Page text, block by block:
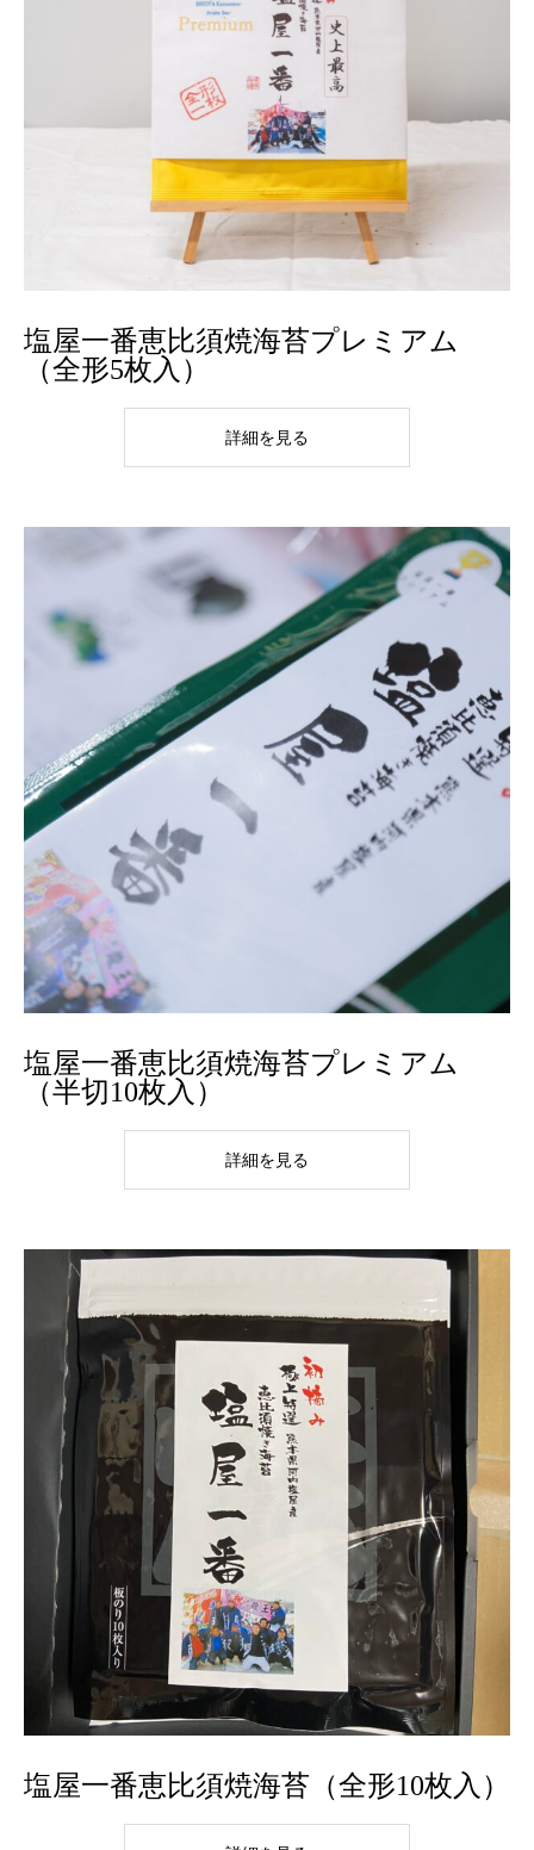
塩屋一番恵比須焼海苔プレミアム
（全形5枚入）
詳細を見る
塩屋一番恵比須焼海苔プレミアム
（半切10枚入）
詳細を見る
塩屋一番恵比須焼海苔（全形10枚入）